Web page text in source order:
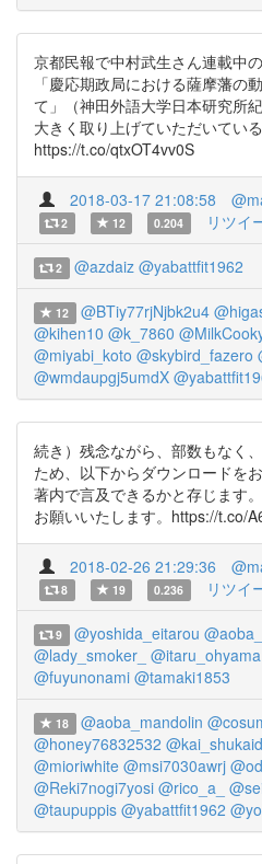
京都民報で中村武生さん連載中
「慶応期政局における薩摩藩の
て」（神田外語大学日本研究所
大きく取り上げていただいてい
https://t.co/qtxOT4vv0S
2018-03-17 21:08:58
2 12 0.204 リツイ
2 @azdaiz @yabattfit1962
12 @BTiy77rjNjbk2u4
@kihen10 @k_7860
@miyabi_koto @skybird_fazero
@wmdaupgj5umdX
続き）残念ながら、部数もなく
ため、以下からダウンロードを
著内で言及できるかと存じます
お願いいたします。https://t.co/
2018-02-26 21:29:36
8 19 0.236 リツイ
9 @yoshida_eitarou
@lady_smoker_ @itaru_ohyama
@fuyunonami @tamaki1853
18 @aoba_mandolin
@honey76832532
@mioriwhite @msi7030awrj
@Reki7nogi7yosi @rico_a_
@taupuppis @yabattfit1962